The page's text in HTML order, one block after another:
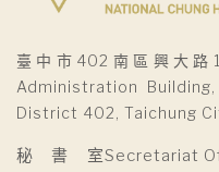
臺中市402南區興大
Administration
District 402, Taichung
秘 書 室Secretariat